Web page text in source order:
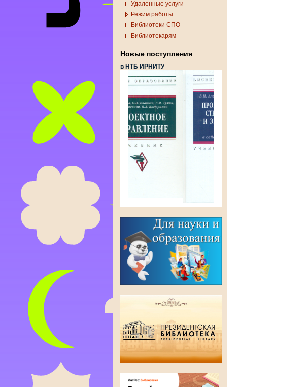
Удаленные услуги
Режим работы
Библиотеки СПО
Библиотекарям
Новые поступления
в НТБ ИРНИТУ